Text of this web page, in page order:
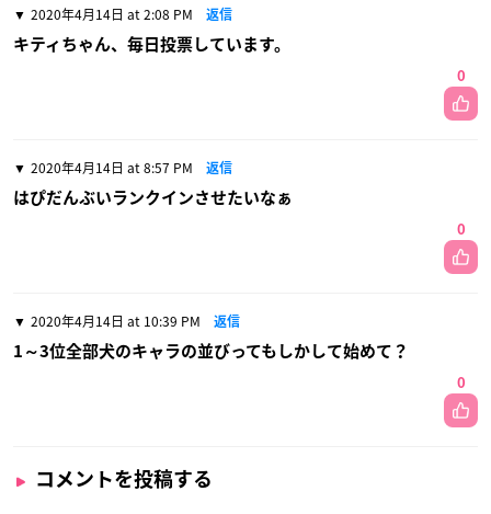
2020年4月14日 at 2:08 PM 返信
キティちゃん、毎日投票しています。
0
2020年4月14日 at 8:57 PM 返信
はぴだんぶいランクインさせたいなぁ
0
2020年4月14日 at 10:39 PM 返信
1～3位全部犬のキャラの並びってもしかして始めて？
0
コメントを投稿する